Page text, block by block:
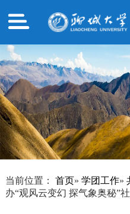
当前位置： 首页» 学团工作»
办“观风云变幻 探气象奥秘”